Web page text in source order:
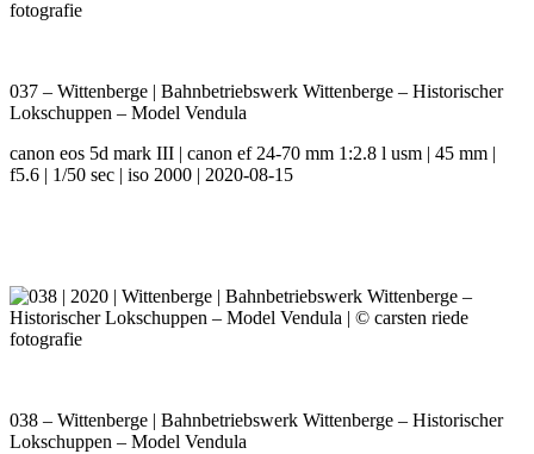
037 – Wittenberge | Bahnbetriebswerk Wittenberge – Historischer
Lokschuppen – Model Vendula
canon eos 5d mark III | canon ef 24-70 mm 1:2.8 l usm | 45 mm |
f5.6 | 1/50 sec | iso 2000 | 2020-08-15
038 – Wittenberge | Bahnbetriebswerk Wittenberge – Historischer
Lokschuppen – Model Vendula